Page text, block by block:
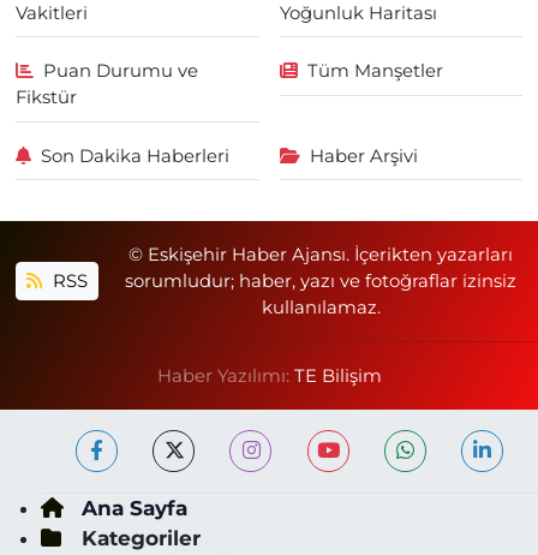
Vakitleri
Yoğunluk Haritası
Puan Durumu ve
Fikstür
Tüm Manşetler
Son Dakika Haberleri Haber Arşivi
RSS
© Eskişehir Haber Ajansı. İçerikten yazarları
sorumludur; haber, yazı ve fotoğraflar izinsiz
kullanılamaz.
Haber Yazılımı: TE Bilişim
Ana Sayfa
Kategoriler